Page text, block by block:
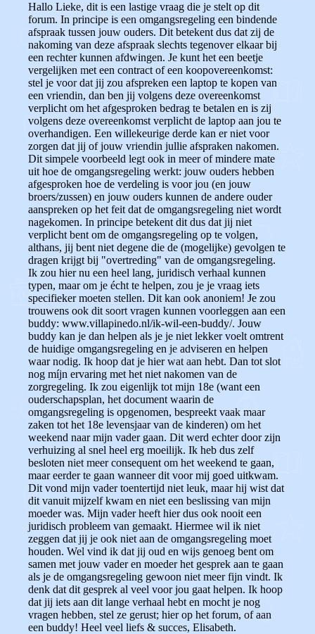
Hallo Lieke, dit is een lastige vraag die je stelt op dit
forum. In principe is een omgangsregeling een bindende
afspraak tussen jouw ouders. Dit betekent dus dat zij de
nakoming van deze afspraak slechts tegenover elkaar bij
een rechter kunnen afdwingen. Je kunt het een beetje
vergelijken met een contract of een koopovereenkomst:
stel je voor dat jij zou afspreken een laptop te kopen van
een vriendin, dan ben jij volgens deze overeenkomst
verplicht om het afgesproken bedrag te betalen en is zij
volgens deze overeenkomst verplicht de laptop aan jou te
overhandigen. Een willekeurige derde kan er niet voor
zorgen dat jij of jouw vriendin jullie afspraken nakomen.
Dit simpele voorbeeld legt ook in meer of mindere mate
uit hoe de omgangsregeling werkt: jouw ouders hebben
afgesproken hoe de verdeling is voor jou (en jouw
broers/zussen) en jouw ouders kunnen de andere ouder
aanspreken op het feit dat de omgangsregeling niet wordt
nagekomen. In principe betekent dit dus dat jij niet
verplicht bent om de omgangsregeling op te volgen,
althans, jij bent niet degene die de (mogelijke) gevolgen te
dragen krijgt bij "overtreding" van de omgangsregeling.
Ik zou hier nu een heel lang, juridisch verhaal kunnen
typen, maar om je écht te helpen, zou je je vraag iets
specifieker moeten stellen. Dit kan ook anoniem! Je zou
trouwens ook dit soort vragen kunnen voorleggen aan een
buddy: www.villapinedo.nl/ik-wil-een-buddy/. Jouw
buddy kan je dan helpen als je je niet lekker voelt omtrent
de huidige omgangsregeling en je adviseren en helpen
waar nodig. Ik hoop dat je hier wat aan hebt. Dan tot slot
nog míjn ervaring met het niet nakomen van de
zorgregeling. Ik zou eigenlijk tot mijn 18e (want een
ouderschapsplan, het document waarin de
omgangsregeling is opgenomen, bespreekt vaak maar
zaken tot het 18e levensjaar van de kinderen) om het
weekend naar mijn vader gaan. Dit werd echter door zijn
verhuizing al snel heel erg moeilijk. Ik heb dus zelf
besloten niet meer consequent om het weekend te gaan,
maar eerder te gaan wanneer dit voor mij goed uitkwam.
Dit vond mijn vader toentertijd niet leuk, maar hij wist dat
dit vanuit mijzelf kwam en niet een beslissing van mijn
moeder was. Mijn vader heeft hier dus ook nooit een
juridisch probleem van gemaakt. Hiermee wil ik niet
zeggen dat jij je ook niet aan de omgangsregeling moet
houden. Wel vind ik dat jij oud en wijs genoeg bent om
samen met jouw vader en moeder het gesprek aan te gaan
als je de omgangsregeling gewoon niet meer fijn vindt. Ik
denk dat dit gesprek al veel voor jou gaat helpen. Ik hoop
dat jij iets aan dit lange verhaal hebt en mocht je nog
vragen hebben, stel ze gerust; hier op het forum, of aan
een buddy! Heel veel liefs & succes, Elisabeth.